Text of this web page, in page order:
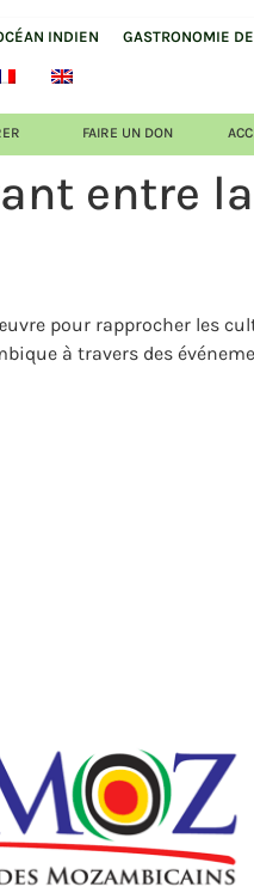
INDIEN GASTRONOMIE
FAIRE UN DON
entre
pour rapprocher les
à travers des